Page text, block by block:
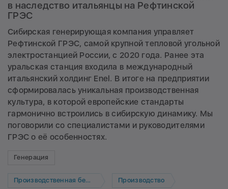
в наследство итальянцы на Рефтинской
ГРЭС
Сибирская генерирующая компания управляет
Рефтинской ГРЭС, самой крупной тепловой угольной
электростанцией России, с 2020 года. Ранее эта
уральская станция входила в международный
итальянский холдинг Enel. В итоге на предприятии
сформировалась уникальная производственная
культура, в которой европейские стандарты
гармонично встроились в сибирскую динамику. Мы
поговорили со специалистами и руководителями
ГРЭС о её особенностях.
Генерация
Производственная безопасность Производство